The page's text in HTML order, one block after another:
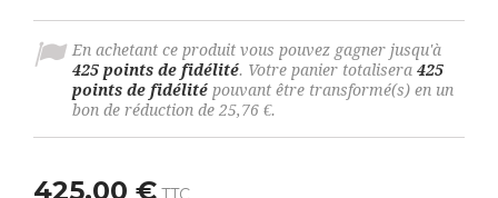
En achetant ce produit vous pouvez gagner jusqu'à
425 points de fidélité. Votre panier totalisera 425
points de fidélité pouvant être transformé(s) en un
bon de réduction de 25,76 €.
425,00 €